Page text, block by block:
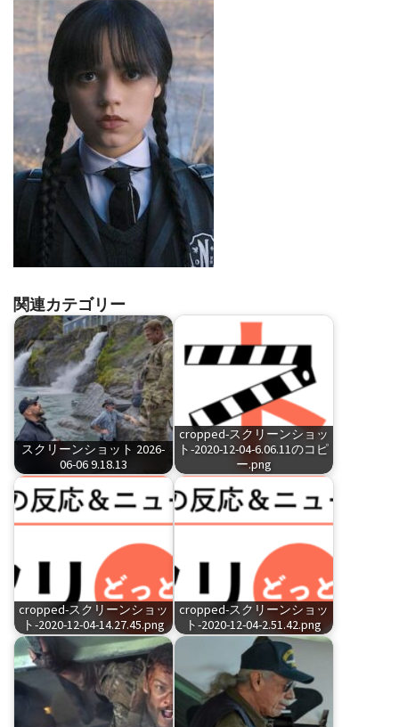
関連カテゴリー
スクリーンショット 2026-
06-06 9.18.13
cropped-スクリーンショッ
ト-2020-12-04-6.06.11のコピ
ー.png
cropped-スクリーンショッ
ト-2020-12-04-14.27.45.png
cropped-スクリーンショッ
ト-2020-12-04-2.51.42.png